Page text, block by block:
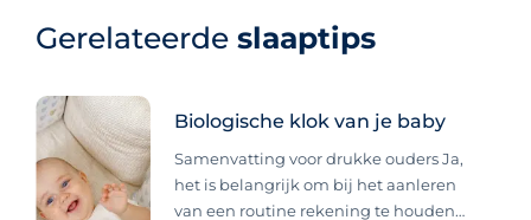
Gerelateerde slaaptips
Biologische klok van je baby
Samenvatting voor drukke ouders Ja,
het is belangrijk om bij het aanleren
van een routine rekening te houden